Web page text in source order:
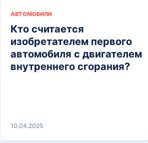
АВТОМОБИЛИ
Кто считается
изобретателем первого
автомобиля с двигателем
внутреннего сгорания?
10.04.2025